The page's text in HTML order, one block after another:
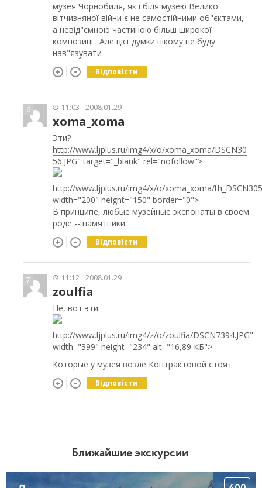
музея Чорнобиля, як і біля музею Великої
вітчизняної війни є не самостійними об"єктами,
а невід"ємною частиною більш широкої
композиції. Але цієї думки нікому не буду
нав"язувати
Відповісти
6 11:03 2008.01.29
xoma_xoma
Эти?
http://www.ljplus.ru/img4/x/o/xoma_xoma/DSCN30
56.JPG" target="_blank" rel="nofollow">
http://www.ljplus.ru/img4/x/o/xoma_xoma/
width="200" height="150" border="0">
В принципе, любые музейные экспонаты в своём
роде -- памятники.
Відповісти
7 11:12 2008.01.29
zoulfia
Не, вот эти:
http://www.ljplus.ru/img4/z/o/zoulfia/DSCN7394.JPG"
width="399" height="234" alt="16,89 КБ">
Которые у музея возле Контрактовой стоят.
Відповісти
Ближайшие экскурсии